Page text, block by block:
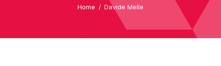
Home Davide Melle